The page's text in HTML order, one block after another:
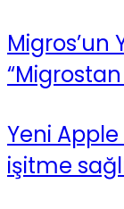
Migros’un
Yeni Apple
işitme